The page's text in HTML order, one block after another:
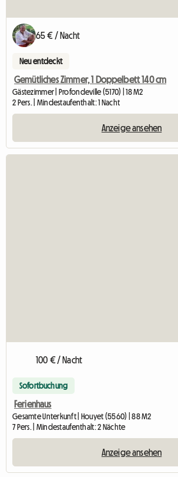
65 € / Nacht
Neu entdeckt
Gemütliches Zimmer, 1 Doppelbett 140 cm
Gästezimmer | Profondeville (5170) | 18 M2
2 Pers. | Mindestaufenthalt: 1 Nacht
Anzeige ansehen
100 € / Nacht
Sofortbuchung
Ferienhaus
Gesamte Unterkunft | Houyet (5560) | 88 M2
7 Pers. | Mindestaufenthalt: 2 Nächte
Anzeige ansehen